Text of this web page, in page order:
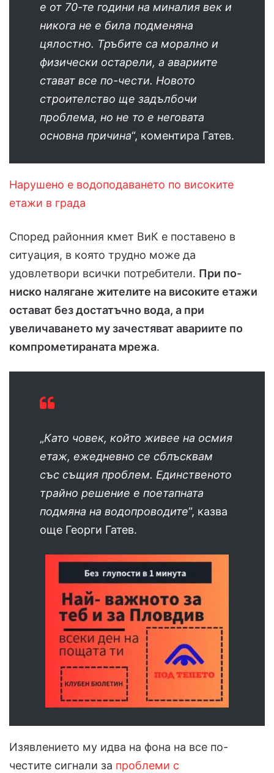
е от 70-те години на миналия век и
никога не е била подменяна
цялостно. Тръбите са морално и
физически остарели, а авариите
стават все по-чести. Новото
строителство ще задълбочи
проблема, но не то е неговата
основна причина“, коментира Гатев.
Нарушено е водоподаването по високите
етажи в града
Според районния кмет ВиК е поставено в
ситуация, в която трудно може да
удовлетвори всички потребители. При по-
ниско налягане жителите на високите етажи
остават без достатъчно вода, а при
увеличаването му зачестяват авариите по
компрометираната мрежа.
„Като човек, който живее на осмия
етаж, ежедневно се сблъсквам
със същия проблем. Единственото
трайно решение е поетапната
подмяна на водопроводите“, казва
още Георги Гатев.
Изявлението му идва на фона на все по-
честите сигнали за проблеми с